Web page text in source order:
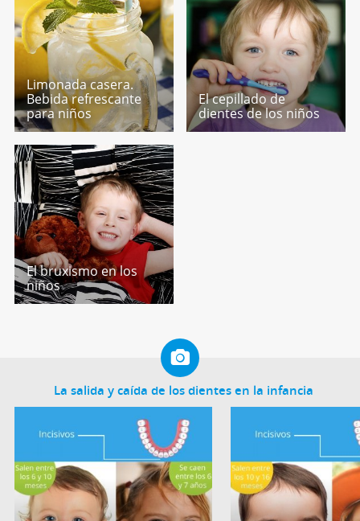
Limonada casera.
Bebida refrescante
para niños
El cepillado de
dientes de los niños
El bruxismo en los
niños
La salida y caída de los dientes en la infancia